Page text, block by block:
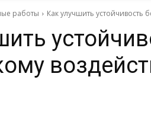
работы Как улучшить устойчивость